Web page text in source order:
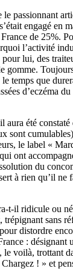
le passionnant
engagé en
de 25%.
l’activité
lui, des
gomme.
temps que
d’eczéma
aura été constaté
sont
le label «
ont
du
à rien qu’il ne
t-il ridicule ou
sans
distordre
: désignant
voilà, trottant
! » et